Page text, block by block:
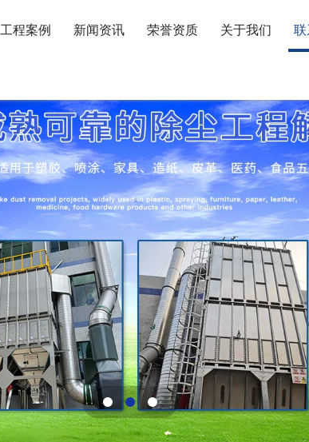
工程案例 新闻资讯 荣誉资质 关于我们 联